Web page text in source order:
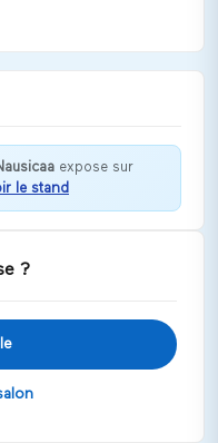
expose sur
le stand
?